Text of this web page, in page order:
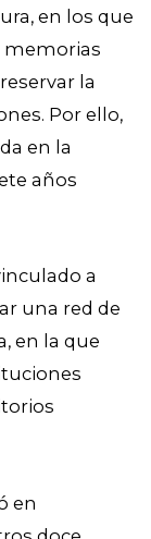
en los que
memorias
la
Por ello,
en la
años
a
una red de
en la que
en